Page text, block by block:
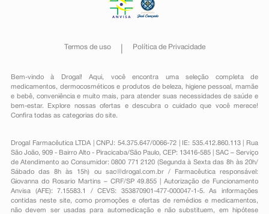
Termos de uso Política de Privacidade
Bem-vindo à Drogal! Aqui, você encontra uma seleção completa de
medicamentos , dermocosméticos e produtos de beleza, higiene pessoal ,mamãe
e bebê, conveniênciae muito mais, para atender suas necessidades de saúde e
bem-estar. Explore nossas ofertas e descubra o cuidado que você merece!
Confira todas as categorias do site.
Drogal Farmacêutica LTDA | CNPJ: 54.375.647/0066-72 | IE: 535.412.860.113 | Rua
São João, 909 - Bairro Alto - Piracicaba/São Paulo, CEP: 13416-585 | SAC – Serviço
de Atendimento ao Consumidor: 0800 771 2120 (Segunda à Sexta das 8h às 20h/
Sábado das 8h às 15h) ou sac@drogal.com.br/ Farmacêutica responsável:
Giovanna do Rosario Martins – CRF/SP 49.855 | Autorização de Funcionamento
Anvisa (AFE): 7.15583.1 / CEVS: 353870901-477-000047-1-5. As informações
contidas neste site, como promoções e ofertas de remédios e medicamentos,
não devem ser usadas para automedicação e não substituem, em hipótese